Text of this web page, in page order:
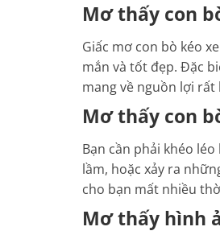
Mơ thấy con
Giấc mơ con bò kéo
mắn và tốt đẹp. Đặc
mang về nguồn lợi rất
Mơ thấy con
Bạn cần phải khéo
lầm, hoặc xảy ra
cho bạn mất nhiều
Mơ thấy hình